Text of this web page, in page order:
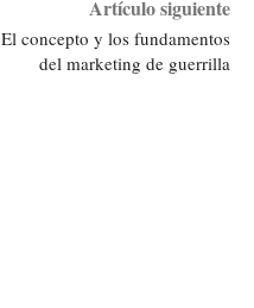
Artículo siguiente
El concepto y los fundamentos
del marketing de guerrilla